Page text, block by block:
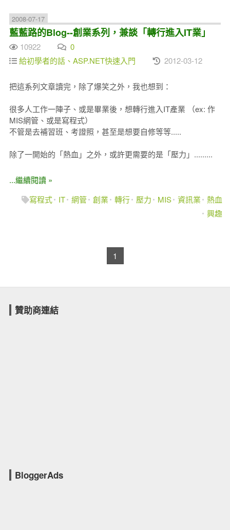
2008-07-17
藍藍路的Blog--創業系列，兼談「轉行進入IT業」
10922
0
給初學者的話、ASP.NET快速入門
2012-03-12
把這系列文章讀完，除了爆笑之外，我也想到：
很多人工作一陣子、或是畢業後，想轉行進入IT產業 （ex: 作
MIS網管、或是寫程式）
不管是去補習班、考證照，甚至是想要自修等等.....
除了一開始的「熱血」之外，或許更需要的是「壓力」.........
...繼續閱讀 »
寫程式
IT 網管 創業 轉行 壓力 MIS 資訊業
熱血
興趣
1
贊助商連結
BloggerAds